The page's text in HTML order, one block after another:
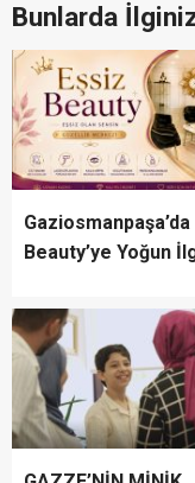
Bunlarda
Beauty’ye Yoğun